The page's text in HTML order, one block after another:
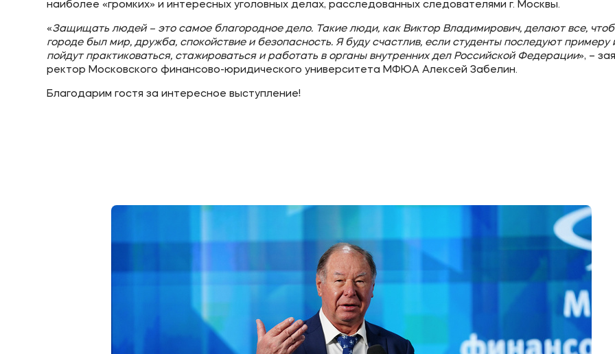
наиболее «громких» и интересных уголовных делах, расследованных следователями г. Москвы.
«Защищать людей – это самое благородное дело. Такие люди, как Виктор Владимирович, делают все,
городе был мир, дружба, спокойствие и безопасность. Я буду счастлив, если студенты последуют примеру
пойдут практиковаться, стажироваться и работать в органы внутренних дел Российской Федерации», –
ректор Московского финансово-юридического университета МФЮА Алексей Забелин.
Благодарим гостя за интересное выступление!